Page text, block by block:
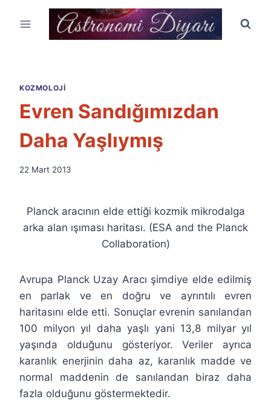
KOZMOLOJI
Evren Sandığımızdan
Daha Yaşlıymış
By
Özyar
22 Mart 2013
Planck aracının elde ettiği kozmik mikrodalga
arka alan ışıması haritası. (ESA and the Planck
Collaboration)
Avrupa Planck Uzay Aracı şimdiye elde edilmiş
en parlak ve en doğru ve ayrıntılı evren
haritasını elde etti. Sonuçlar evrenin sanılandan
100 milyon yıl daha yaşlı yani 13,8 milyar yıl
yaşında olduğunu gösteriyor. Veriler ayrıca
karanlık enerjinin daha az, karanlık madde ve
normal maddenin de sanılandan biraz daha
fazla olduğunu göstermektedir.